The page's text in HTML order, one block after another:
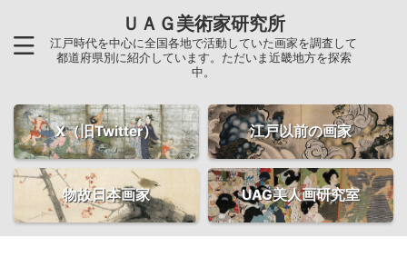
ＵＡＧ美術家研究所
江戸時代を中心に全国各地で活動していた画家を調査して
都道府県別に紹介しています。ただいま近畿地方を探索
中。
X（旧Twitter） 江戸以前の画家
物故日本画家 UAG美人画研究室